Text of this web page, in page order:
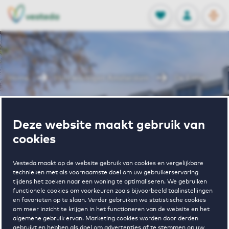
Deze website maakt gebruik van
cookies
Vesteda maakt op de website gebruik van cookies en vergelijkbare
technieken met als voornaamste doel om uw gebruikerservaring
tijdens het zoeken naar een woning te optimaliseren. We gebruiken
functionele cookies om voorkeuren zoals bijvoorbeeld taalinstellingen
en favorieten op te slaan. Verder gebruiken we statistische cookies
om meer inzicht te krijgen in het functioneren van de website en het
algemene gebruik ervan. Marketing cookies worden door derden
FAVORIETEN
Opgeslagen
INLOGGEN
NL
EN
Huurwoningen Amsterdam De Enter
Wonen in De
Enter
Regelmatig beschikbaar